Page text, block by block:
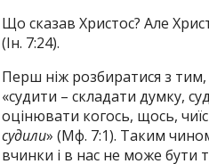
Що сказав Христос? Але
(Ін. 7:24).
Перш ніж розбиратися з
«судити – складати думку,
оцінювати когось, щось,
судили» (Мф. 7:1). Таким
вчинки і в нас не може бути